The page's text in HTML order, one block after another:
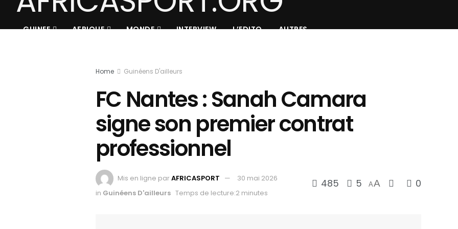
GUINEE AFRIQUE MONDE INTERVIEW L’EDITO AUTRES
Home Guinéens D'ailleurs
FC Nantes : Sanah Camara
signe son premier contrat
professionnel
Mis en ligne parAFRICASPORT
30 mai 2026
in Guinéens D'ailleurs Temps de lecture:2 minutes
485 5 AA 0